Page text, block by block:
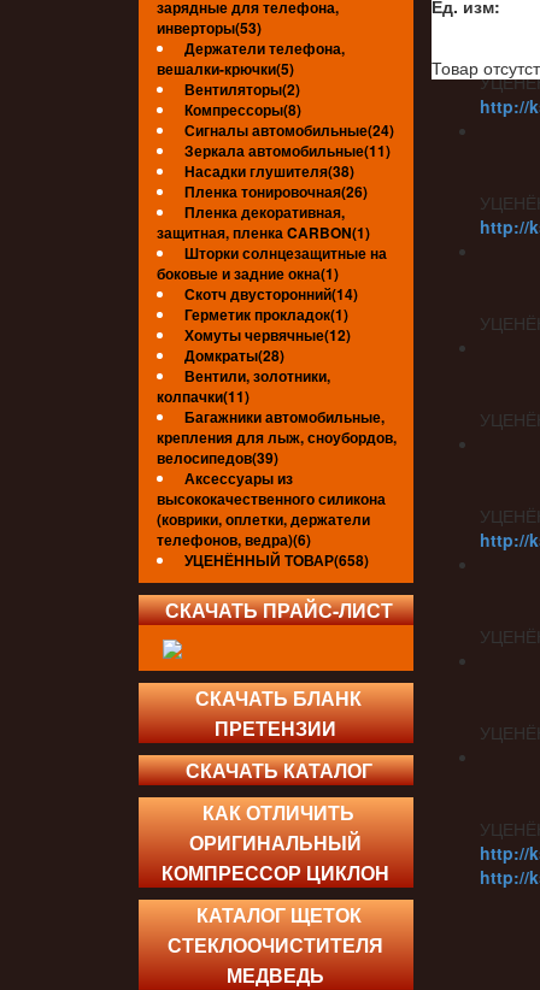
зарядные для телефона,
инверторы(53)
Держатели телефона,
вешалки-крючки(5)
Вентиляторы(2)
Компрессоры(8)
Сигналы автомобильные(24)
Зеркала автомобильные(11)
Насадки глушителя(38)
Пленка тонировочная(26)
Пленка декоративная,
защитная, пленка CARBON(1)
Шторки солнцезащитные на
боковые и задние окна(1)
Скотч двусторонний(14)
Герметик прокладок(1)
Хомуты червячные(12)
Домкраты(28)
Вентили, золотники,
колпачки(11)
Багажники автомобильные,
крепления для лыж, сноубордов,
велосипедов(39)
Аксессуары из
высококачественного силикона
(коврики, оплетки, держатели
телефонов, ведра)(6)
УЦЕНЁННЫЙ ТОВАР(658)
СКАЧАТЬ ПРАЙС-ЛИСТ
СКАЧАТЬ БЛАНК
ПРЕТЕНЗИИ
СКАЧАТЬ КАТАЛОГ
КАК ОТЛИЧИТЬ
ОРИГИНАЛЬНЫЙ
КОМПРЕССОР ЦИКЛОН
КАТАЛОГ ЩЕТОК
СТЕКЛООЧИСТИТЕЛЯ
МЕДВЕДЬ
http://
http://
http://
http://
http://
Ед. изм:
Товар